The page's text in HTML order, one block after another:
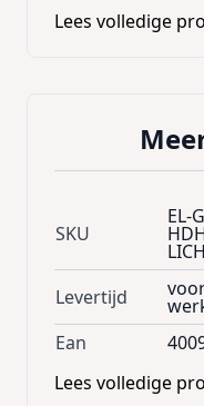
Lees volledige
SKU
EL-
Levertijd
Ean
Lees volledige